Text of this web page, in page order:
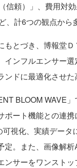
信頼）」、費用対
、計6つの観点から
とづき、博報堂
インフルエンサー
ンドに最適化させた
BLOOM WAVE
ポート機能との連
視化、実績デー
。また、画像解
サーをワンスト